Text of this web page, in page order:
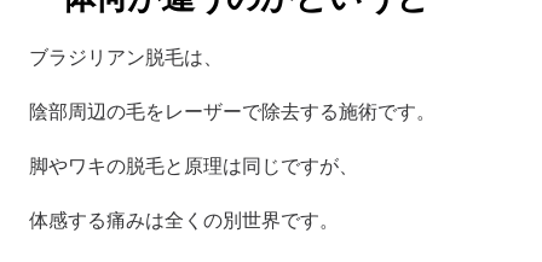
ブラジリアン脱毛は、
陰部周辺の毛をレーザーで除去する施術です。
脚やワキの脱毛と原理は同じですが、
体感する痛みは全くの別世界です。